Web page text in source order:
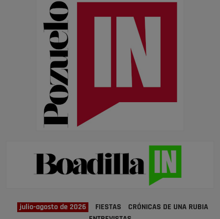
julio-agosto de 2026 FIESTAS
CRÓNICAS DE UNA RUBIA